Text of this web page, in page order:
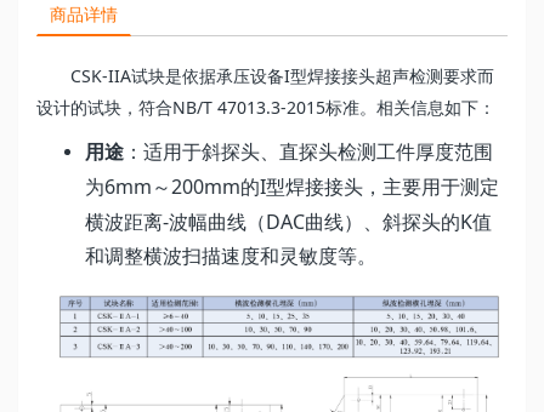
商品详情
CSK-IIA试块是依据承压设备I型焊接接头超声检测要求而
设计的试块，符合NB/T 47013.3-2015标准。相关信息如下：
用途 ：适用于斜探头、直探头检测工件厚度范围
为6mm ～200mm的I型焊接接头，主要用于测定
横波距离-波幅曲线（DAC曲线）、斜探头的K值
和调整横波扫描速度和灵敏度等。